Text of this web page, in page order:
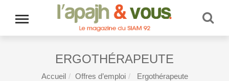
ERGOTHÉRAPEUTE
Accueil Offres d’emploi Ergothérapeute